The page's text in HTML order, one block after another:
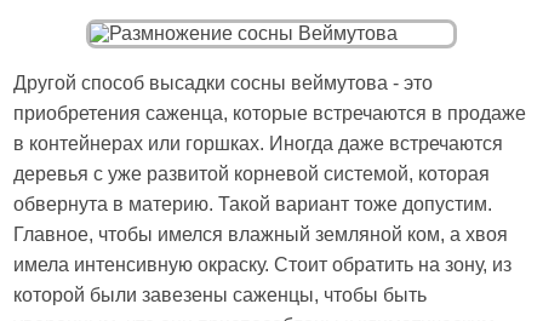
Другой способ высадки сосны веймутова - это
приобретения саженца, которые встречаются в продаже
в контейнерах или горшках. Иногда даже встречаются
деревья с уже развитой корневой системой, которая
обвернута в материю. Такой вариант тоже допустим.
Главное, чтобы имелся влажный земляной ком, а хвоя
имела интенсивную окраску. Стоит обратить на зону, из
которой были завезены саженцы, чтобы быть